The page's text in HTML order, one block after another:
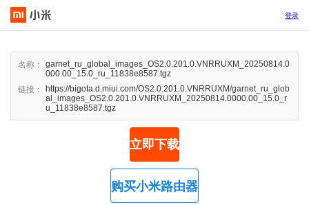
登录
名称：
garnet_ru_global_images_OS2.0.201.0.VNRRUXM_20250814.0
000.00_15.0_ru_11838e8587.tgz
链接：
https://bigota.d.miui.com/OS2.0.201.0.VNRRUXM/garnet_ru_glob
al_images_OS2.0.201.0.VNRRUXM_20250814.0000.00_15.0_r
u_11838e8587.tgz
立即下载
购买小米路由器